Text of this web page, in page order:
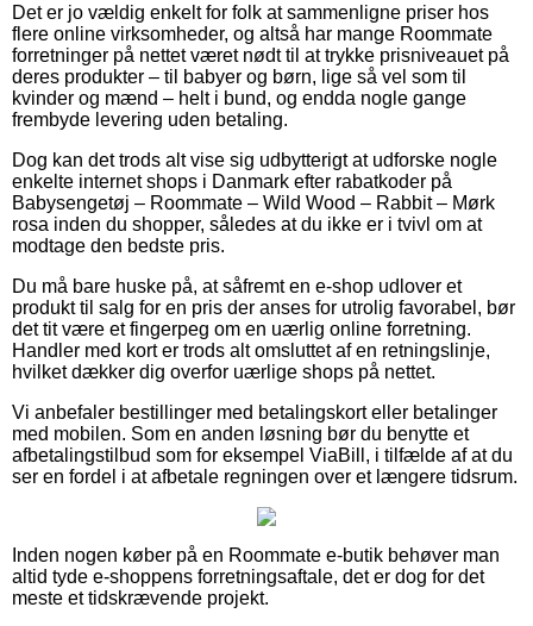
Det er jo vældig enkelt for folk at sammenligne priser hos
flere online virksomheder, og altså har mange Roommate
forretninger på nettet været nødt til at trykke prisniveauet på
deres produkter – til babyer og børn, lige så vel som til
kvinder og mænd – helt i bund, og endda nogle gange
frembyde levering uden betaling.
Dog kan det trods alt vise sig udbytterigt at udforske nogle
enkelte internet shops i Danmark efter rabatkoder på
Babysengetøj – Roommate – Wild Wood – Rabbit – Mørk
rosa inden du shopper, således at du ikke er i tvivl om at
modtage den bedste pris.
Du må bare huske på, at såfremt en e-shop udlover et
produkt til salg for en pris der anses for utrolig favorabel, bør
det tit være et fingerpeg om en uærlig online forretning.
Handler med kort er trods alt omsluttet af en retningslinje,
hvilket dækker dig overfor uærlige shops på nettet.
Vi anbefaler bestillinger med betalingskort eller betalinger
med mobilen. Som en anden løsning bør du benytte et
afbetalingstilbud som for eksempel ViaBill, i tilfælde af at du
ser en fordel i at afbetale regningen over et længere tidsrum.
Inden nogen køber på en Roommate e-butik behøver man
altid tyde e-shoppens forretningsaftale, det er dog for det
meste et tidskrævende projekt.